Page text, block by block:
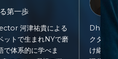
第一歩
河津祐貴による
ットで生まれNYで磨
で体系的に学べま
クター
け継い